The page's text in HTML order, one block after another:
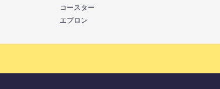
コースター
エプロン